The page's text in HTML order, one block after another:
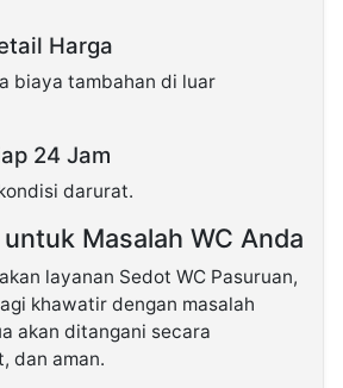
Harga
biaya tambahan di luar
24 Jam
darurat.
Masalah WC Anda
layanan Sedot WC Pasuruan,
khawatir dengan masalah
akan ditangani secara
dan aman.